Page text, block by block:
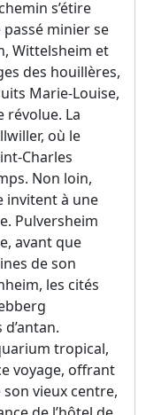
s’étire
minier se
Wittelsheim et
des houillères,
Marie-Louise,
révolue. La
où le
Charles
Non loin,
invitent à une
Pulversheim
avant que
de son
les cités
tropical,
voyage, offrant
son vieux centre,